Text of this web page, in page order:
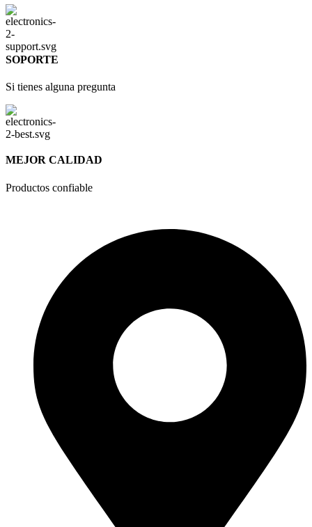
SOPORTE
Si tienes alguna pregunta
MEJOR CALIDAD
Productos confiable